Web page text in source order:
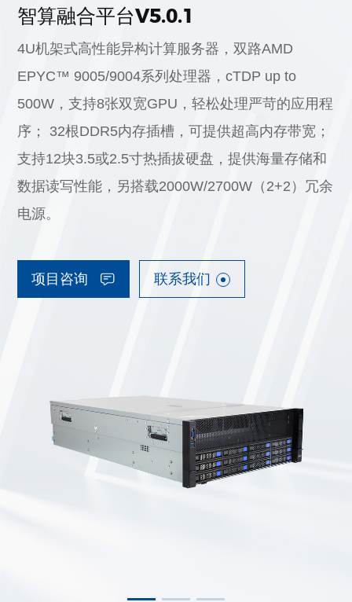
智算融合平台V5.0.1
4U机架式高性能异构计算服务器，双路AMD
EPYC™ 9005/9004系列处理器，cTDP up to
500W，支持8张双宽GPU，轻松处理严苛的应用程
序； 32根DDR5内存插槽，可提供超高内存带宽；
支持12块3.5或2.5寸热插拔硬盘，提供海量存储和
数据读写性能，另搭载2000W/2700W（2+2）冗余
电源。
项目咨询 联系我们